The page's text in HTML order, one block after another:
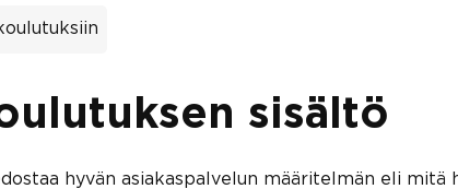
sisältö
hyvän asiakaspalvelun määritelmän eli mitä